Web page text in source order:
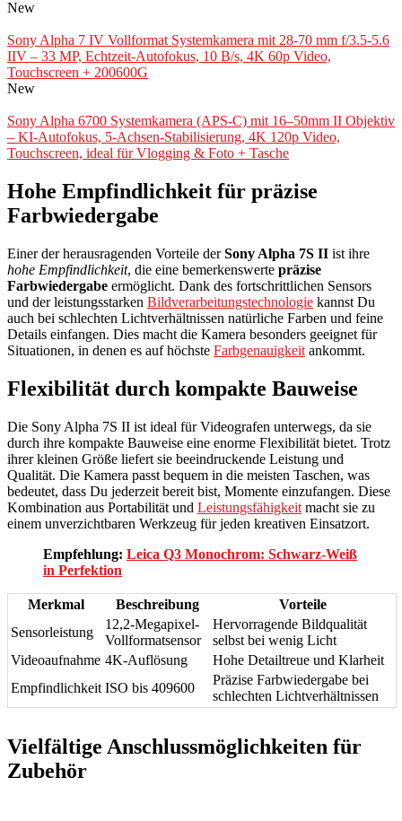
New
Sony Alpha 7 IV Vollformat Systemkamera mit 28-70 mm f/3.5-5.6
IIV – 33 MP, Echtzeit-Autofokus, 10 B/s, 4K 60p Video,
Touchscreen + 200600G
New
Sony Alpha 6700 Systemkamera (APS-C) mit 16–50mm II Objektiv
– KI-Autofokus, 5-Achsen-Stabilisierung, 4K 120p Video,
Touchscreen, ideal für Vlogging & Foto + Tasche
Hohe Empfindlichkeit für präzise
Farbwiedergabe
Einer der herausragenden Vorteile derSony Alpha 7S II ist ihre
hohe Empfindlichkeit, die eine bemerkenswerte präzise
Farbwiedergabe ermöglicht. Dank des fortschrittlichen Sensors
und der leistungsstarken Bildverarbeitungstechnologie kannst Du
auch bei schlechten Lichtverhältnissen natürliche Farben und feine
Details einfangen. Dies macht die Kamera besonders geeignet für
Situationen, in denen es auf höchste Farbgenauigkeit ankommt.
Flexibilität durch kompakte Bauweise
Die Sony Alpha 7S II ist ideal für Videografen unterwegs, da sie
durch ihre kompakte Bauweise eine enorme Flexibilität bietet. Trotz
ihrer kleinen Größe liefert sie beeindruckende Leistung und
Qualität. Die Kamera passt bequem in die meisten Taschen, was
bedeutet, dass Du jederzeit bereit bist, Momente einzufangen. Diese
Kombination aus Portabilität und Leistungsfähigkeit macht sie zu
einem unverzichtbaren Werkzeug für jeden kreativen Einsatzort.
Empfehlung: Leica Q3 Monochrom: Schwarz-Weiß
in Perfektion
Merkmal Beschreibung
Vorteile
Sensorleistung
12,2-Megapixel-
Vollformatsensor
Hervorragende Bildqualität
selbst bei wenig Licht
Videoaufnahme 4K-Auflösung
Hohe Detailtreue und Klarheit
Empfindlichkeit ISO bis 409600
Präzise Farbwiedergabe bei
schlechten Lichtverhältnissen
Vielfältige Anschlussmöglichkeiten für
Zubehör